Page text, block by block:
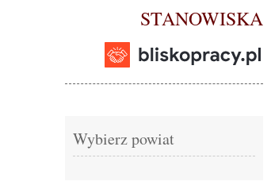
STANOWISKA
Wybierz powiat